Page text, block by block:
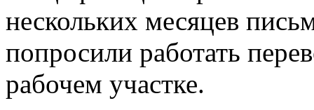
нескольких месяцев
попросили работать
рабочем участке.